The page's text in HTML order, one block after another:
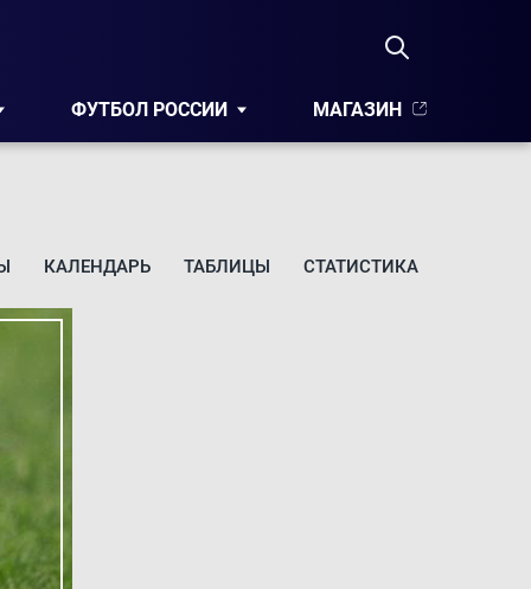
ФУТБОЛ РОССИИ МАГАЗИН
КАЛЕНДАРЬ ТАБЛИЦЫ СТАТИСТИКА